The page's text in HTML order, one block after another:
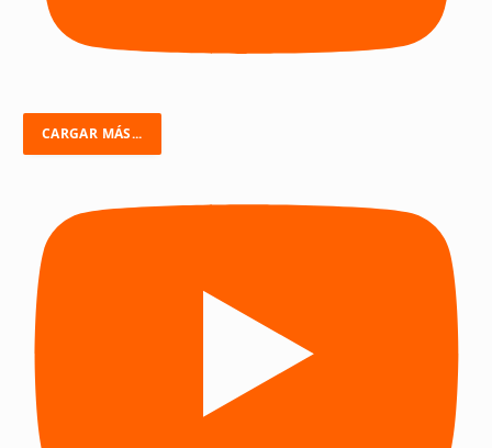
CARGAR MÁS...